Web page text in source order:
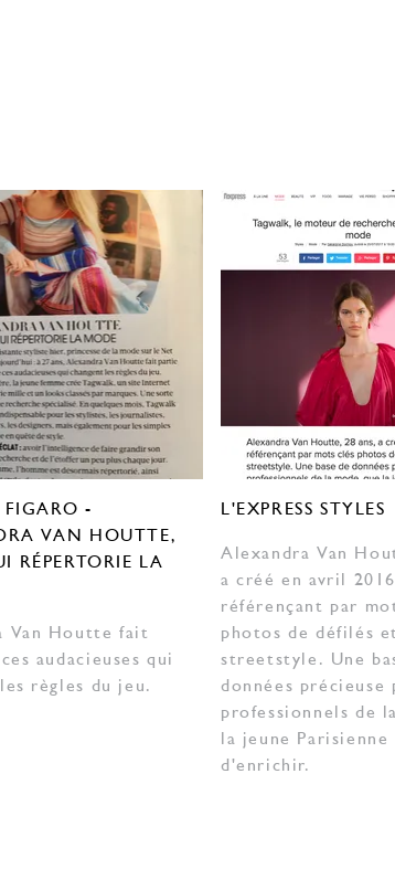
FIGARO -
VAN HOUTTE,
RÉPERTORIE LA
Van Houtte fait
audacieuses qui
règles du jeu.
L'EXPRESS STYLES
Alexandra Van
a créé en avril
référençant par
photos de défilés
streetstyle. Une
données précieuse
professionnels de
la jeune Parisienne
d'enrichir.